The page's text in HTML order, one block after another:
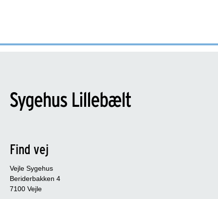
Find vej
Vejle Sygehus
Beriderbakken 4
7100 Vejle